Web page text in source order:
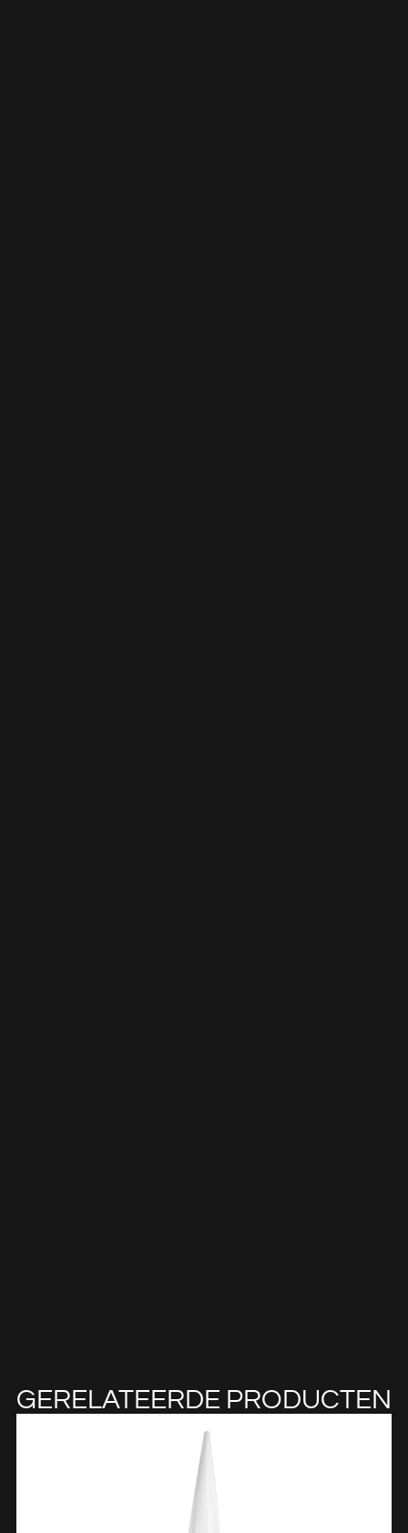
GERELATEERDE PRODUCTEN